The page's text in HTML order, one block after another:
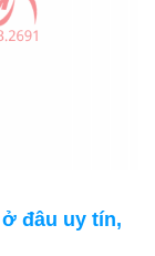
đâu uy tín,